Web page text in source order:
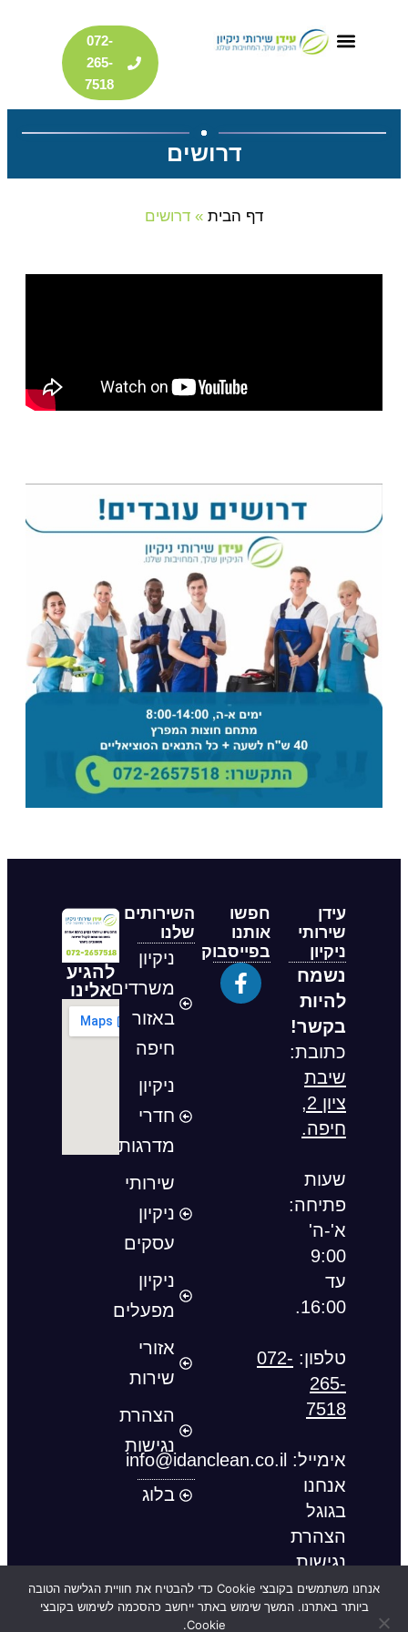
072-
265-
7518
דרושים
דף הבית » דרושים
עידן
שירותי
ניקיון
נשמח
להיות
בקשר!
כתובת:
שיבת
ציון 2,
חיפה.
שעות
פתיחה:
א'-ה'
9:00
עד
16:00.
טלפון: 072-
265-
7518
אימייל:
info@idanclean.co.il
אנחנו
בגוגל
הצהרת
נגישות
חפשו
אותנו
בפייסבוק
השירותים
שלנו
ניקיון
משרדים
באזור
חיפה
ניקיון
חדרי
מדרגות
שירותי
ניקיון
עסקים
ניקיון
מפעלים
אזורי
שירות
הצהרת
נגישות
בלוג
להגיע
אלינו
גוגל מיי ביזנס
אנחנו משתמשים בקובצי Cookie כדי להבטיח את חוויית הגלישה הטובה
ביותר באתרנו. המשך שימוש באתר ייחשב כהסכמה לשימוש בקובצי
Cookie.